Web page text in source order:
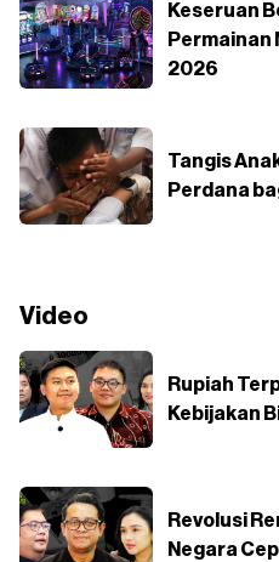
Keseruan
Permainan
2026
Tangis
Perdana
Video
Rupiah
Kebijakan
Revolusi
Negara